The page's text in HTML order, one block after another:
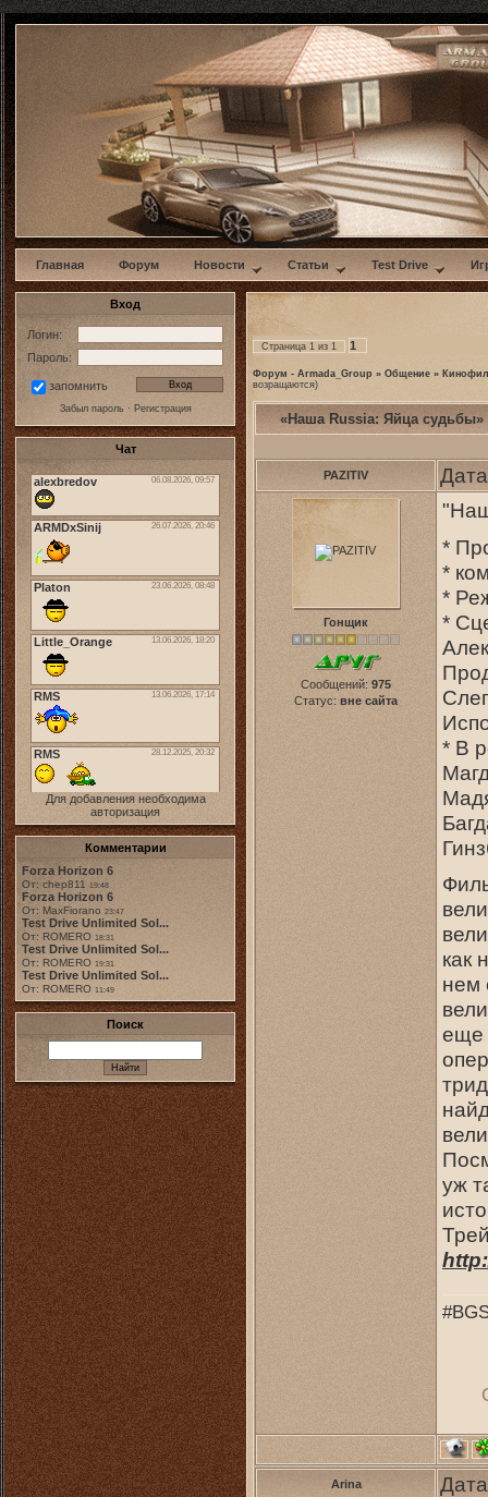
w
Главная Форум Новости Статьи Test Drive
Вход
Логин:
Пароль:
запомнить
Забыл пароль· Регистрация
Чат
Для добавления необходима
авторизация
Комментарии
Forza Horizon 6
От: chep811 19:48
Forza Horizon 6
От: MaxFiorano 23:47
Test Drive Unlimited Sol...
От: ROMERO 18:31
Test Drive Unlimited Sol...
От: ROMERO 19:31
Test Drive Unlimited Sol...
От: ROMERO 11:49
Поиск
Страница 1 из 1 1
Форум - Armada_Group » Общение »
возращаются)
«Наша Russia: Яйца судьбы»
PAZITIV
Гонщик
Сообщений: 975
Статус: вне сайта
*
*
*
*
* В
как
нем
еще
уж
Arina